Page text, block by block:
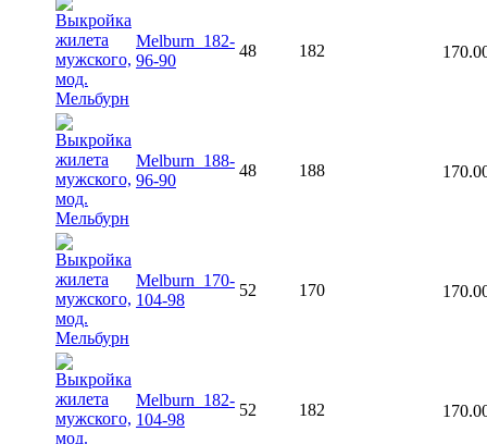
Melburn_182-
96-90
48 182
Melburn_188-
96-90
48 188
Melburn_170-
104-98
52 170
Melburn_182-
104-98
52 182